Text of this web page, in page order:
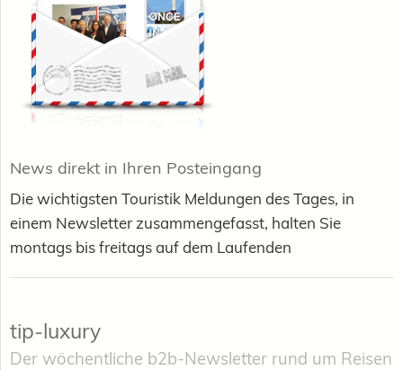
News direkt in Ihren Posteingang
Die wichtigsten Touristik Meldungen des Tages, in
einem Newsletter zusammengefasst, halten Sie
montags bis freitags auf dem Laufenden
tip-luxury
Der wöchentliche b2b-Newsletter rund um Reisen